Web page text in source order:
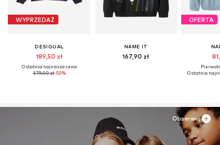
WYPRZEDAŻ
DESIGUAL
189,50 zł
Ostatnia najniższa cena:
379,00 zł-50%
NAME IT
167,90 zł
OFERTA
Ostatnia
Obserwuj